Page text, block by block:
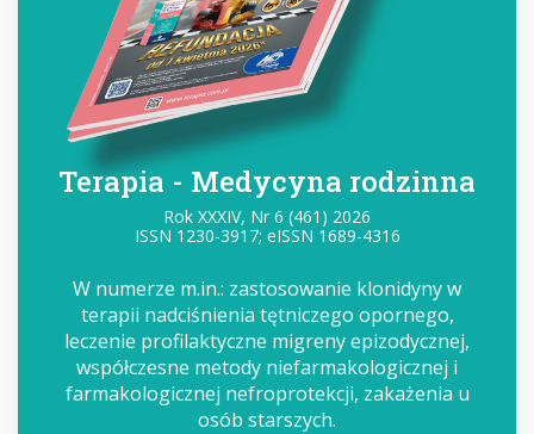
Terapia - Medycyna rodzinna
Rok XXXIV, Nr 6 (461) 2026
ISSN 1230-3917; eISSN 1689-4316
W numerze m.in.: zastosowanie klonidyny w
terapii nadciśnienia tętniczego opornego,
leczenie profilaktyczne migreny epizodycznej,
współczesne metody niefarmakologicznej i
farmakologicznej nefroprotekcji, zakażenia u
osób starszych.